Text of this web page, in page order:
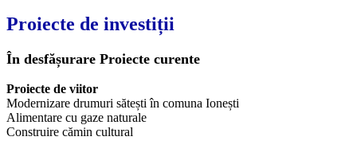
Proiecte de investiții
În desfășurare Proiecte curente
Proiecte de viitor
Modernizare drumuri sătești în comuna Ionești
Alimentare cu gaze naturale
Construire cămin cultural